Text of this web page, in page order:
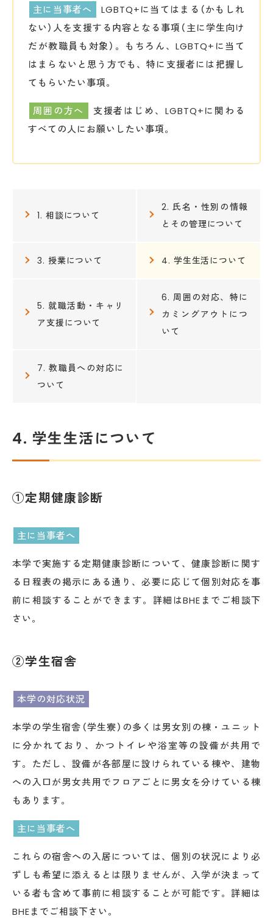
主に当事者へ
LGBTQ+に当てはまる（かもしれ
ない）人を支援する内容となる事項（主に学生向け
だが教職員も対象）。もちろん、LGBTQ+に当て
はまらないと思う方でも、特に支援者には把握し
てもらいたい事項。
周囲の方へ
支援者はじめ、LGBTQ+に関わる
すべての人にお願いしたい事項。
1. 相談について
2. 氏名・性別の情報
とその管理について
3. 授業について 4. 学生生活について
5. 就職活動・キャリ
ア支援について
6. 周囲の対応、特に
カミングアウトにつ
いて
7. 教職員への対応に
ついて
4. 学生生活について
①定期健康診断
主に当事者へ
本学で実施する定期健康診断について、健康診断に関す
る日程表の掲示にある通り、必要に応じて個別対応を事
前に相談することができます。詳細はBHEまでご相談下
さい。
②学生宿舎
本学の対応状況
本学の学生宿舎（学生寮）の多くは男女別の棟・ユニット
に分かれており、かつトイレや浴室等の設備が共用で
す。ただし、設備が各部屋に設けられている棟や、建物
への入口が男女共用でフロアごとに男女を分けている棟
もあります。
主に当事者へ
これらの宿舎への入居については、個別の状況により必
ずしも希望に添えるとは限りませんが、入学が決まって
いる者も含めて事前に相談することが可能です。詳細は
BHEまでご相談下さい。